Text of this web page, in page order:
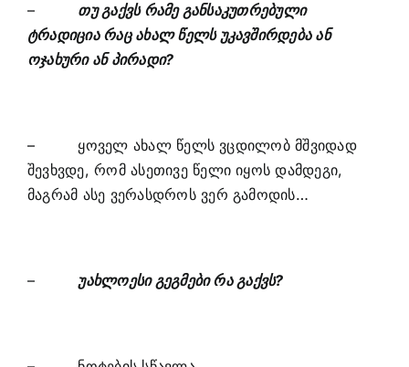
– თუ გაქვს რამე განსაკუთრებული
ტრადიცია რაც ახალ წელს უკავშირდება ან
ოჯახური ან პირადი?
– ყოველ ახალ წელს ვცდილობ მშვიდად
შევხვდე, რომ ასეთივე წელი იყოს დამდეგი,
მაგრამ ასე ვერასდროს ვერ გამოდის…
– უახლოესი გეგმები რა გაქვს?